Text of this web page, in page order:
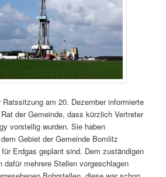
am 20. Dezember informierte
der Gemeinde, dass kürzlich Vertreter
vorstellig wurden. Sie haben
Gebiet der Gemeinde Bomlitz
Erdgas geplant sind. Dem zuständigen
dafür mehrere Stellen vorgeschlagen